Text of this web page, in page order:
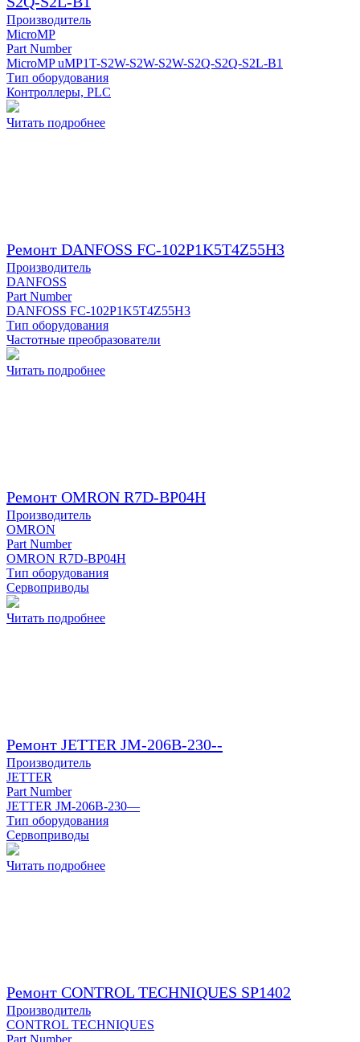
Производитель
MicroMP
Part Number
MicroMP uMP1T-S2W-S2W-S2W-S2Q-S2Q-S2L-B1
Тип оборудования
Контроллеры, PLC
Читать подробнее
Ремонт DANFOSS FC-102P1K5T4Z55H3
Производитель
DANFOSS
Part Number
DANFOSS FC-102P1K5T4Z55H3
Тип оборудования
Частотные преобразователи
Читать подробнее
Ремонт OMRON R7D-BP04H
Производитель
OMRON
Part Number
OMRON R7D-BP04H
Тип оборудования
Сервоприводы
Читать подробнее
Ремонт JETTER JM-206B-230--
Производитель
JETTER
Part Number
JETTER JM-206B-230—
Тип оборудования
Сервоприводы
Читать подробнее
Ремонт CONTROL TECHNIQUES SP1402
Производитель
CONTROL TECHNIQUES
Part Number